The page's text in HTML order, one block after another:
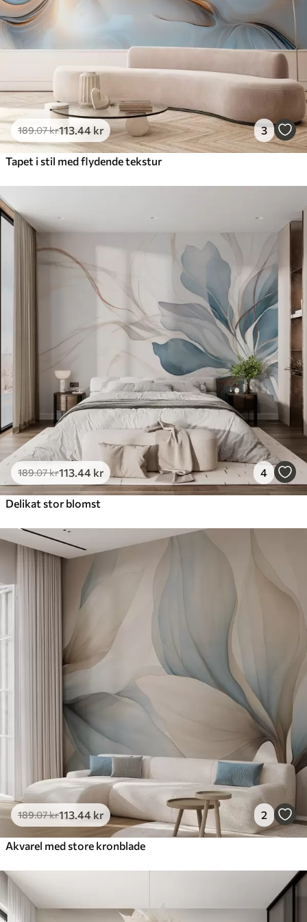
Premium vinyl
Peel and Stick
.67400.00kr/m²
189.07kr113.44 kr 3
Tapet i stil med flydende tekstur
189.07kr113 .44 kr 4
Delikat stor blomst
189.07kr113 .44 kr 2
Akvarel med store kronblade